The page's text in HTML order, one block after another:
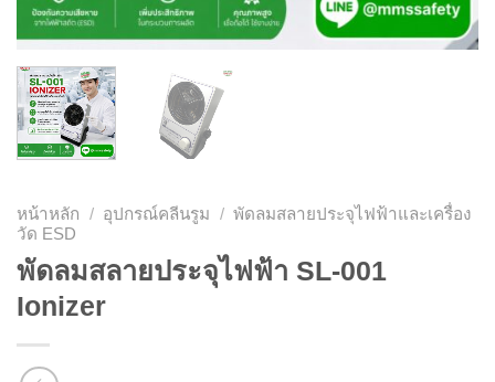
หน้าหลัก / อุปกรณ์คลีนรูม / พัดลมสลายประจุไฟฟ้าและเครื่อง
วัด ESD
พัดลมสลายประจุไฟฟ้า SL-001
Ionizer